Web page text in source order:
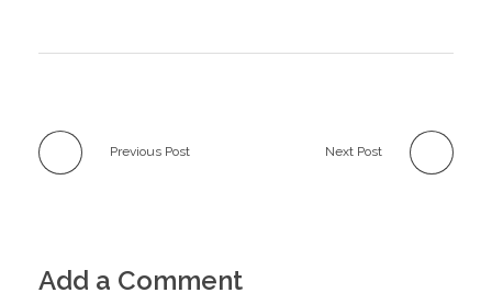
Previous Post Next Post
Add a Comment